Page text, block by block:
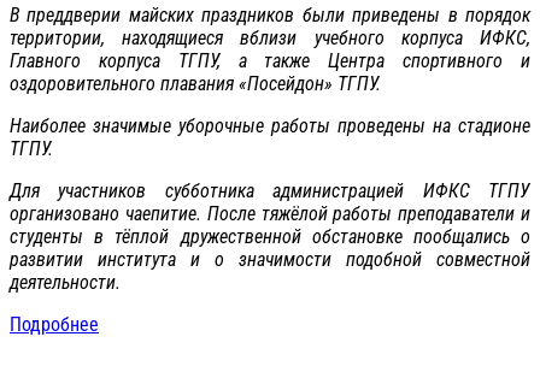
В преддверии майских праздников были приведены в порядок
территории, находящиеся вблизи учебного корпуса ИФКС,
Главного корпуса ТГПУ, а также Центра спортивного и
оздоровительного плавания «Посейдон» ТГПУ.
Наиболее значимые уборочные работы проведены на стадионе
ТГПУ.
Для участников субботника администрацией ИФКС ТГПУ
организовано чаепитие. После тяжёлой работы преподаватели и
студенты в тёплой дружественной обстановке пообщались о
развитии института и о значимости подобной совместной
деятельности.
Подробнее